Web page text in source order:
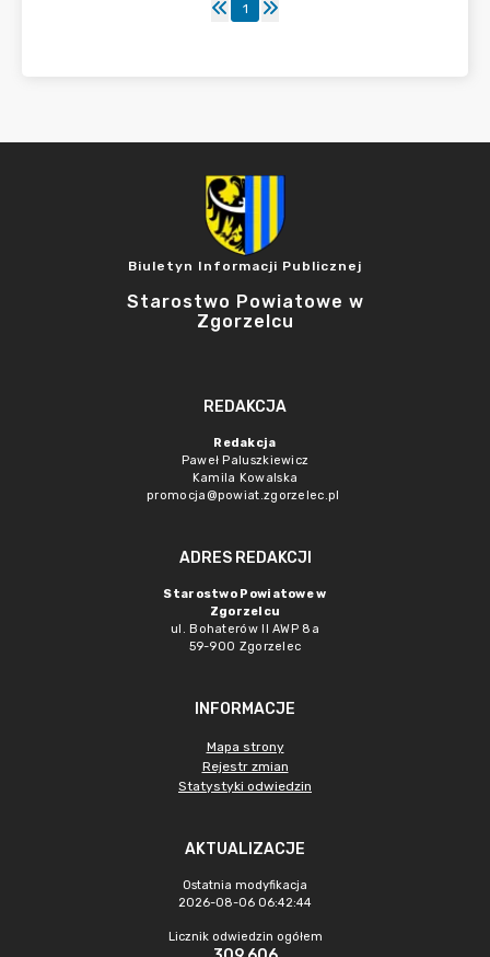
1
Biuletyn Informacji Publicznej
Starostwo Powiatowe w
Zgorzelcu
REDAKCJA
Redakcja
Paweł Paluszkiewicz
Kamila Kowalska
promocja@powiat.zgorzelec.pl
ADRES REDAKCJI
Starostwo Powiatowe w
Zgorzelcu
ul. Bohaterów II AWP 8a
59-900 Zgorzelec
INFORMACJE
Mapa strony
Rejestr zmian
Statystyki odwiedzin
AKTUALIZACJE
Ostatnia modyfikacja
2026-08-06 06:42:44
Licznik odwiedzin ogółem